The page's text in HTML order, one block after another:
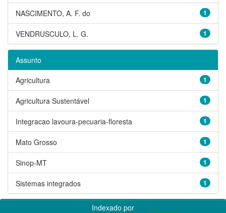
1
NASCIMENTO, A. F. do
1
VENDRUSCULO, L. G.
Assunto
1
Agricultura
1
Agricultura Sustentável
1
Integracao lavoura-pecuaria-floresta
1
Mato Grosso
1
Sinop-MT
1
Sistemas integrados
Indexado por